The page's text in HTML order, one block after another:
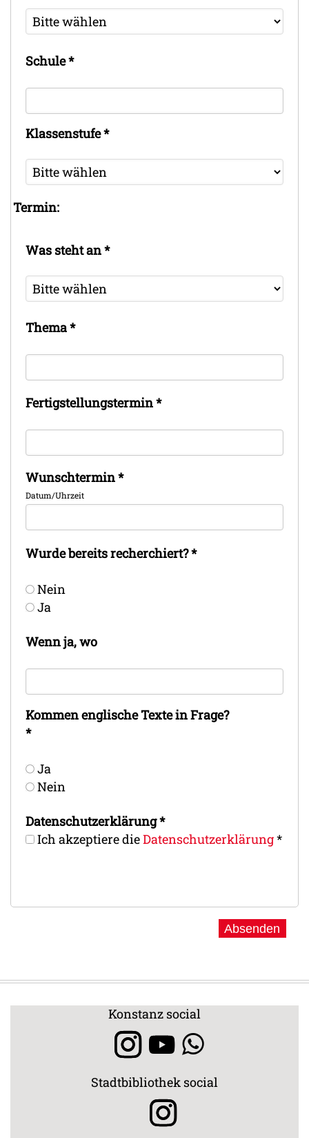
Schule*
Klassenstufe*
Termin:
Was steht an*
Thema*
Fertigstellungstermin*
Wunschtermin*
Datum/Uhrzeit
Wurde bereits recherchiert?*
Nein
Ja
Wenn ja, wo
Kommen englische Texte in Frage?
*
Ja
Nein
Datenschutz­erklärung*
Ich akzeptiere dieDatenschutz­erklärung*
Konstanz social
Stadtbibliothek social